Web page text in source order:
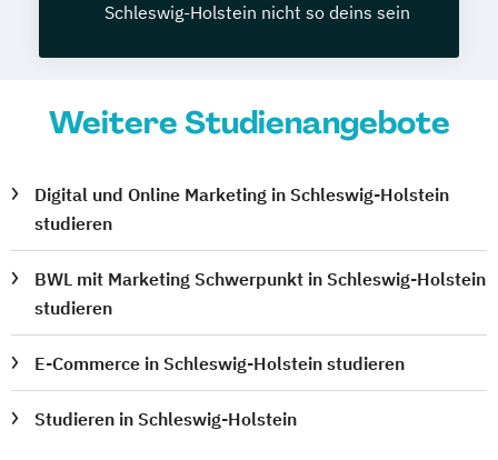
Schleswig-Holstein nicht so deins sein
Weitere Studienangebote
Digital und Online Marketing in Schleswig-Holstein
studieren
BWL mit Marketing Schwerpunkt in Schleswig-Holstein
studieren
E-Commerce in Schleswig-Holstein studieren
Studieren in Schleswig-Holstein